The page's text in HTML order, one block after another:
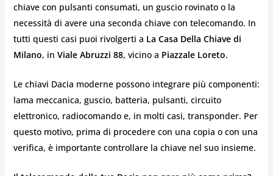
chiave con pulsanti consumati, un guscio rovinato o la
necessità di avere una seconda chiave con telecomando. In
tutti questi casi puoi rivolgerti a La Casa Della Chiave di
Milano, in Viale Abruzzi 88, vicino a Piazzale Loreto.
Le chiavi Dacia moderne possono integrare più componenti:
lama meccanica, guscio, batteria, pulsanti, circuito
elettronico, radiocomando e, in molti casi, transponder. Per
questo motivo, prima di procedere con una copia o con una
verifica, è importante controllare la chiave nel suo insieme.